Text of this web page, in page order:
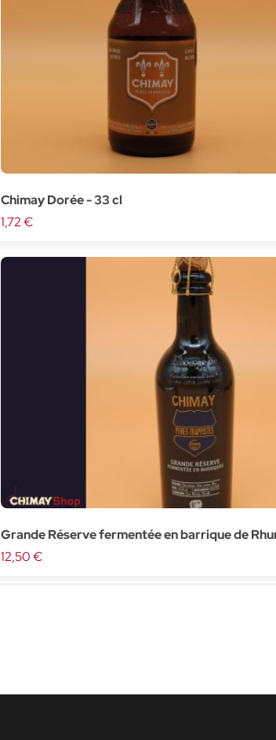
Chimay Dorée - 33 cl
1,72 €
Grande Réserve fermentée en barrique de
37,5cl
12,50 €